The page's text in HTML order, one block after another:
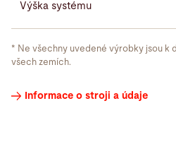
Výška systému
* Ne všechny uvedené výrobky jsou k
všech zemích.
Informace o stroji a údaje
Videa